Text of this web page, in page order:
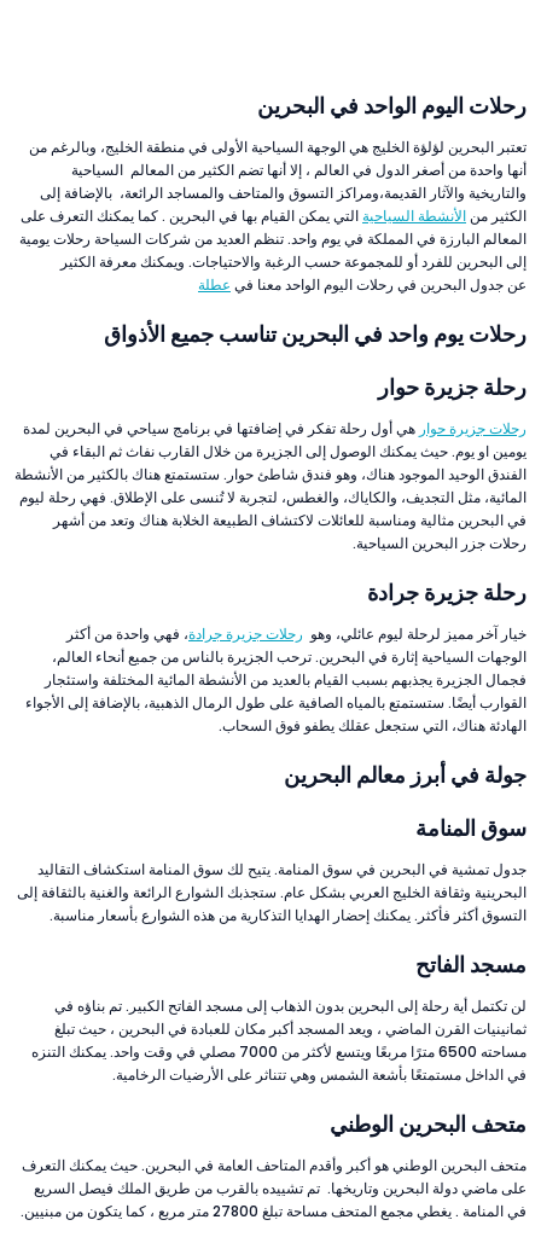
رحلات اليوم الواحد في البحرين
تعتبر البحرين لؤلؤة الخليج هي الوجهة السياحية الأولى في منطقة الخليج، وبالرغم من
أنها واحدة من أصغر الدول في العالم ، إلا أنها تضم الكثير من المعالم السياحية
والتاريخية والآثار القديمة،ومراكز التسوق والمتاحف والمساجد الرائعة، بالإضافة إلى
الكثير منالأنشطة السياحيةالتي يمكن القيام بها في البحرين . كما يمكنك التعرف على
المعالم البارزة في المملكة في يوم واحد. تنظم العديد من شركات السياحة رحلات يومية
إلى البحرين للفرد أو للمجموعة حسب الرغبة والاحتياجات. ويمكنك معرفة الكثير
عن جدول البحرين في رحلات اليوم الواحد معنا في عطلة
رحلات يوم واحد في البحرين تناسب جميع الأذواق
رحلة جزيرة حوار
رحلات جزيرة حوار هي أول رحلة تفكر في إضافتها في برنامج سياحي في البحرين لمدة
يومين او يوم. حيث يمكنك الوصول إلى الجزيرة من خلال القارب نفاث ثم البقاء في
الفندق الوحيد الموجود هناك، وهو فندق شاطئ حوار. ستستمتع هناك بالكثير من الأنشطة
المائية، مثل التجديف، والكاياك، والغطس، لتجربة لا تُنسى على الإطلاق. فهي رحلة ليوم
في البحرين مثالية ومناسبة للعائلات لاكتشاف الطبيعة الخلابة هناك وتعد من أشهر
رحلات جزر البحرين السياحية.
رحلة جزيرة جرادة
خيار آخر مميز لرحلة ليوم عائلي، وهو رحلات جزيرة جرادة، فهي واحدة من أكثر
الوجهات السياحية إثارة في البحرين. ترحب الجزيرة بالناس من جميع أنحاء العالم،
فجمال الجزيرة يجذبهم بسبب القيام بالعديد من الأنشطة المائية المختلفة واستئجار
القوارب أيضًا. ستستمتع بالمياه الصافية على طول الرمال الذهبية، بالإضافة إلى الأجواء
الهادئة هناك، التي ستجعل عقلك يطفو فوق السحاب.
جولة في أبرز معالم البحرين
سوق المنامة
جدول تمشية في البحرين في سوق المنامة. يتيح لك سوق المنامة استكشاف التقاليد
البحرينية وثقافة الخليج العربي بشكل عام. ستجذبك الشوارع الرائعة والغنية بالثقافة إلى
التسوق أكثر فأكثر. يمكنك إحضار الهدايا التذكارية من هذه الشوارع بأسعار مناسبة.
مسجد الفاتح
لن تكتمل أية رحلة إلى البحرين بدون الذهاب إلى مسجد الفاتح الكبير. تم بناؤه في
ثمانينيات القرن الماضي ، ويعد المسجد أكبر مكان للعبادة في البحرين ، حيث تبلغ
مساحته 6500 مترًا مربعًا ويتسع لأكثر من 7000 مصلي في وقت واحد. يمكنك التنزه
في الداخل مستمتعًا بأشعة الشمس وهي تتناثر على الأرضيات الرخامية.
متحف البحرين الوطني
متحف البحرين الوطني هو أكبر وأقدم المتاحف العامة في البحرين. حيث يمكنك التعرف
على ماضي دولة البحرين وتاريخها. تم تشييده بالقرب من طريق الملك فيصل السريع
في المنامة . يغطي مجمع المتحف مساحة تبلغ 27800 متر مربع ، كما يتكون من مبنيين.